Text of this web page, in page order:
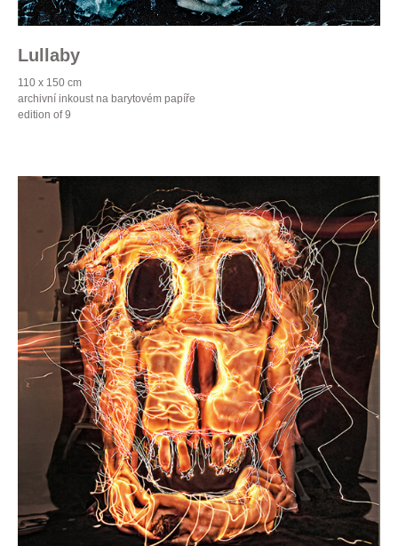
Lullaby
110 x 150 cm
archivní inkoust na barytovém papíře
edition of 9